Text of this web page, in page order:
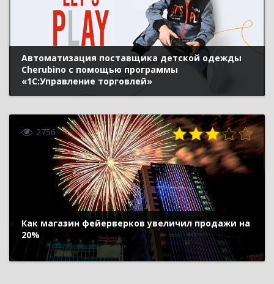
Автоматизация поставщика детской одежды
Cherubino с помощью программы
«1С:Управление торговлей»
2756
Как магазин фейерверков увеличил продажи на
20%